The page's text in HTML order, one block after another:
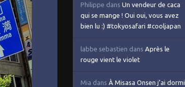
Philippe dans Un vendeur de caca
qui se mange ! Oui oui, vous avez
bien lu :) #tokyosafari #cooljapan
labbe sebastien dans Après le
rouge vient le violet
Mia dans À Misasa Onsen j’ai dormi